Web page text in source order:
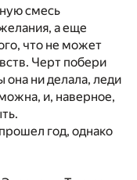
смесь
а еще
что не может
Черт побери
ни делала, леди
и, наверное,
год, однако